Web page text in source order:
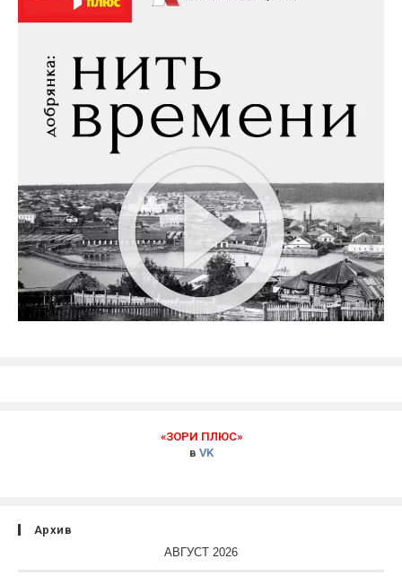
«ЗОРИ ПЛЮС»
в VK
Архив
АВГУСТ 2026